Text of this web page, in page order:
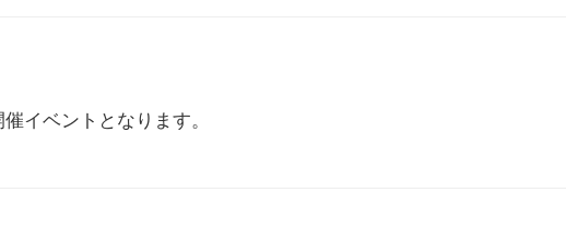
イベントとなります。